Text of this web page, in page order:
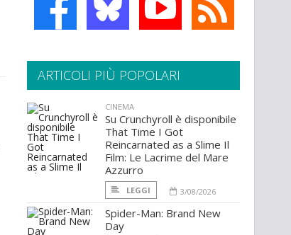
ARTICOLI PIÙ POPOLARI
CINEMA
Su Crunchyroll è disponibile
That Time I Got
Reincarnated as a Slime Il
Film: Le Lacrime del Mare
Azzurro
LEGGI 3/08/2026
Spider-Man: Brand New
Day